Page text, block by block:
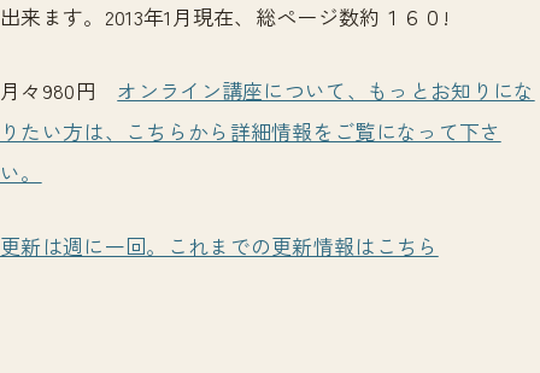
出来ます。2013年1月現在、総ページ数約１６０!
月々980円 オンライン講座について、もっとお知りにな
りたい方は、こちらから詳細情報をご覧になって下さ
い。
更新は週に一回。これまでの更新情報はこちら